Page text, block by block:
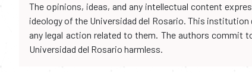
The opinions, ideas, and any intellectual content
ideology of the Universidad del Rosario. This
any legal action related to them. The authors commit
Universidad del Rosario harmless.